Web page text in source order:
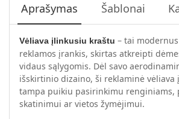
Aprašymas Šablonai
Vėliava įlinkusiu kraštu – tai
reklamos įrankis, skirtas atkreipti
vidaus sąlygomis. Dėl savo
išskirtinio dizaino, ši reklaminė vėliava
tampa puikiu pasirinkimu renginiams,
skatinimui ar vietos žymėjimui.